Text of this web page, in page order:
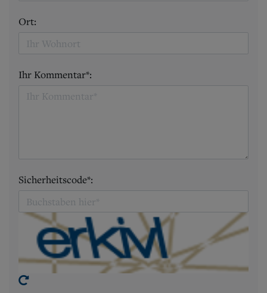
Ort:
Ihr Kommentar*:
Sicherheitscode*: